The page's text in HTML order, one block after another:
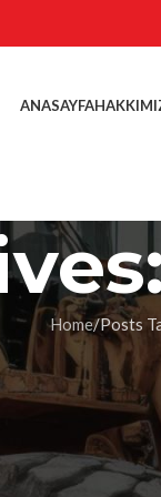
ANASAYFA
Home Posts